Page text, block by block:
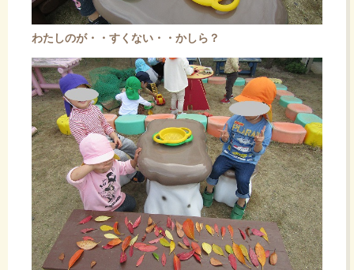
わたしのが・・すくない・・かしら？